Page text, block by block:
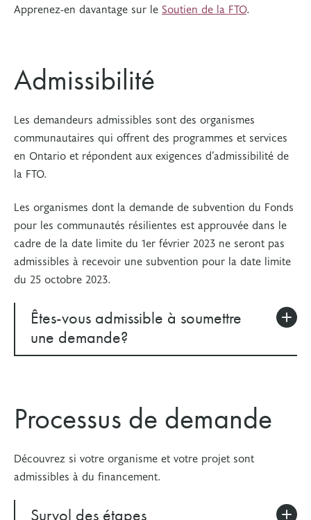
Apprenez-en davantage sur le Soutien de la FTO.
Admissibilité
Les demandeurs admissibles sont des organismes
communautaires qui offrent des programmes et services
en Ontario et répondent aux exigences d’admissibilité de
la FTO.
Les organismes dont la demande de subvention du Fonds
pour les communautés résilientes est approuvée dans le
cadre de la date limite du 1er février 2023 ne seront pas
admissibles à recevoir une subvention pour la date limite
du 25 octobre 2023.
Êtes-vous admissible à soumettre
une demande?
l’organisme
avoir une présence et une réputation en Ontario
Processus de demande
Découvrez si votre organisme et votre projet sont
admissibles à du financement.
Survol des étapes